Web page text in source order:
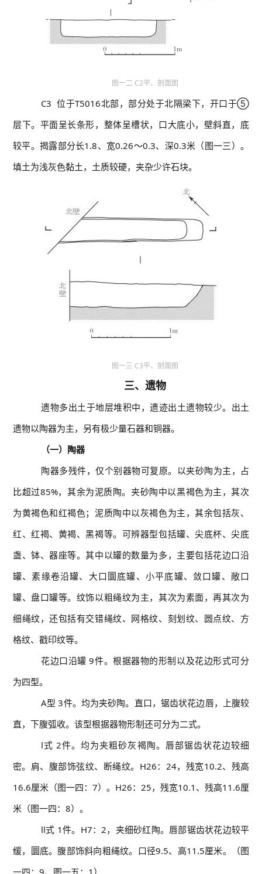
图一二 C2平、剖面图
C3 位于T5016北部，部分处于北隔梁下，开口于⑤
层下。平面呈长条形，整体呈槽状，口大底小，壁斜直，底
较平。揭露部分长1.8、宽0.26～0.3、深0.3米（图一三）。
填土为浅灰色黏土，土质较硬，夹杂少许石块。
图一三 C3平、剖面图
三、遗物
遗物多出土于地层堆积中，遗迹出土遗物较少。出土
遗物以陶器为主，另有极少量石器和铜器。
（一）陶器
陶器多残件，仅个别器物可复原。以夹砂陶为主，占
比超过85%，其余为泥质陶。夹砂陶中以黑褐色为主，其次
为黄褐色和红褐色；泥质陶中以灰褐色为主，其余包括灰、
红、红褐、黄褐、黑褐等。可辨器型包括罐、尖底杯、尖底
盏、钵、器座等。其中以罐的数量为多，主要包括花边口沿
罐、素缘卷沿罐、大口圜底罐、小平底罐、敛口罐、敞口
罐、盘口罐等。纹饰以粗绳纹为主，其次为素面，再其次为
细绳纹，还包括有交错绳纹、网格纹、刻划纹、圆点纹、方
格纹、戳印纹等。
花边口沿罐 9件。根据器物的形制以及花边形式可分
为四型。
A型 3件。均为夹砂陶。直口，锯齿状花边唇，上腹较
直，下腹弧收。该型根据器物形制还可分为二式。
Ⅰ式 2件。均为夹粗砂灰褐陶。唇部锯齿状花边较细
密。肩、腹部饰弦纹、断绳纹。H26：24，残宽10.2、残高
16.6厘米（图一四：7）。H26：25，残宽10.1、残高11.6厘
米（图一四：8）。
Ⅱ式 1件。H7：2，夹细砂红陶。唇部锯齿状花边较平
缓，圜底。腹部饰斜向粗绳纹。口径9.5、高11.5厘米。（图
一四：9、图一五：1）